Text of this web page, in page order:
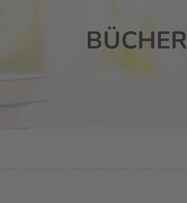
BÜCHER